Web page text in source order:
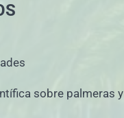
sobre palmeras y